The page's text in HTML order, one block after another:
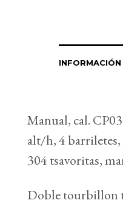
Manual, cal.
alt/h, 4
304 tsavoritas,
Doble tourbillon